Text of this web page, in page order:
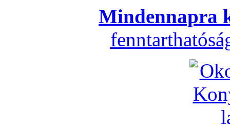
Mindennapra